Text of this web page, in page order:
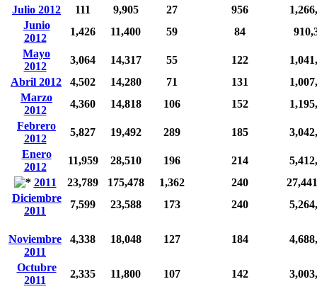
Julio 2012
111 9,905 27 956
Junio
2012
1,426 11,400 59 84
Mayo
2012
3,064 14,317 55 122
Abril 2012
4,502 14,280 71 131
Marzo
2012
4,360 14,818 106 152
Febrero
2012
5,827 19,492 289 185
Enero
2012
11,959 28,510 196 214
2011
23,789 175,478 1,362 240
Diciembre
2011
7,599 23,588 173 240
Noviembre
2011
4,338 18,048 127 184
Octubre
2011
2,335 11,800 107 142